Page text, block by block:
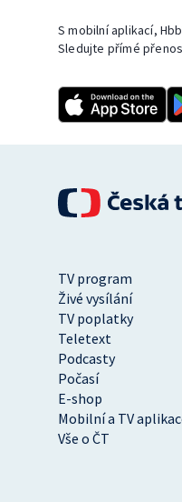
S mobilní aplikací,
Sledujte přímé
TV program
Živé vysílání
TV poplatky
Teletext
Podcasty
Počasí
E-shop
Mobilní a TV
Vše o ČT